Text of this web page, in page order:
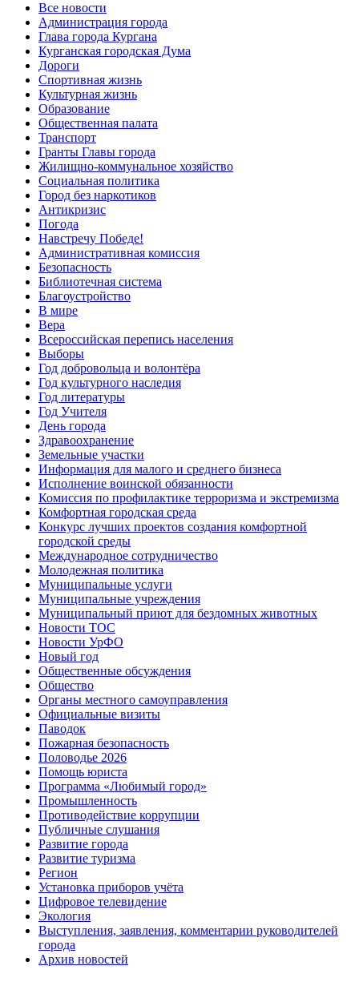
Все новости
Администрация города
Глава города Кургана
Курганская городская Дума
Дороги
Спортивная жизнь
Культурная жизнь
Образование
Общественная палата
Транспорт
Гранты Главы города
Жилищно-коммунальное хозяйство
Социальная политика
Город без наркотиков
Антикризис
Погода
Навстречу Победе!
Административная комиссия
Безопасность
Библиотечная система
Благоустройство
В мире
Вера
Всероссийская перепись населения
Выборы
Год добровольца и волонтёра
Год культурного наследия
Год литературы
Год Учителя
День города
Здравоохранение
Земельные участки
Информация для малого и среднего бизнеса
Исполнение воинской обязанности
Комиссия по профилактике терроризма и экстремизма
Комфортная городская среда
Конкурс лучших проектов создания комфортной
городской среды
Международное сотрудничество
Молодежная политика
Муниципальные услуги
Муниципальные учреждения
Муниципальный приют для бездомных животных
Новости ТОС
Новости УрФО
Новый год
Общественные обсуждения
Общество
Органы местного самоуправления
Официальные визиты
Паводок
Пожарная безопасность
Половодье 2026
Помощь юриста
Программа «Любимый город»
Промышленность
Противодействие коррупции
Публичные слушания
Развитие города
Развитие туризма
Регион
Установка приборов учёта
Цифровое телевидение
Экология
Выступления, заявления, комментарии руководителей
города
Архив новостей